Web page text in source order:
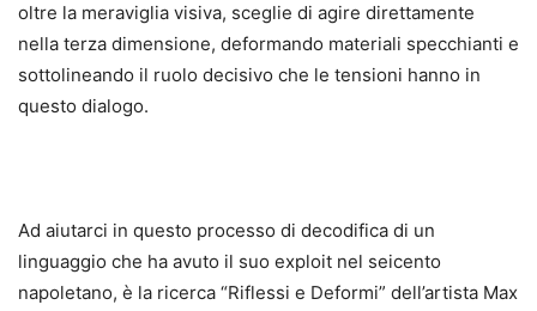
oltre la meraviglia visiva, sceglie di agire direttamente
nella terza dimensione, deformando materiali specchianti e
sottolineando il ruolo decisivo che le tensioni hanno in
questo dialogo.
Ad aiutarci in questo processo di decodifica di un
linguaggio che ha avuto il suo exploit nel seicento
napoletano, è la ricerca “Riflessi e Deformi” dell’artista Max